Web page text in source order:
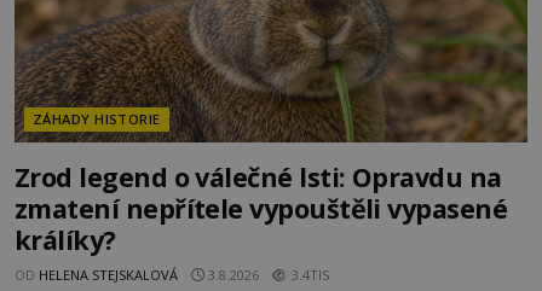
ZÁHADY HISTORIE
Zrod legend o válečné lsti: Opravdu na
zmatení nepřítele vypouštěli vypasené
králíky?
OD HELENA STEJSKALOVÁ 3.8.2026 3.4TIS